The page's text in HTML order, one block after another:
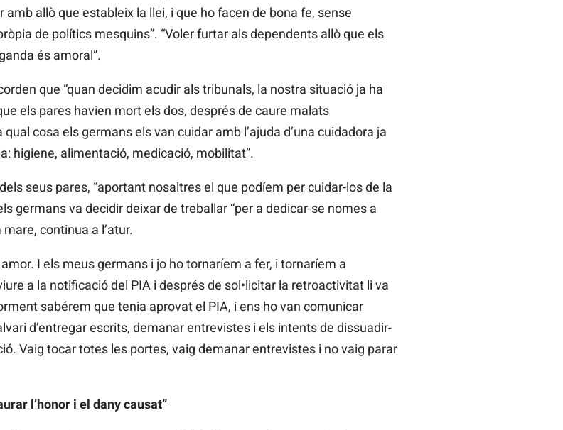
allò que estableix la llei, i que ho facen de bona fe, sense
de polítics mesquins”. “Voler furtar als dependents allò que els
és amoral”.
que “quan decidim acudir als tribunals, la nostra situació ja ha
els pares havien mort els dos, després de caure malats
cosa els germans els van cuidar amb l’ajuda d’una cuidadora ja
higiene, alimentació, medicació, mobilitat”.
seus pares, “aportant nosaltres el que podíem per cuidar-los de la
germans va decidir deixar de treballar “per a dedicar-se nomes a
continua a l’atur.
I els meus germans i jo ho tornaríem a fer, i tornaríem a
a la notificació del PIA i després de sol•licitar la retroactivitat li va
sabérem que tenia aprovat el PIA, i ens ho van comunicar
d’entregar escrits, demanar entrevistes i els intents de dissuadir-
Vaig tocar totes les portes, vaig demanar entrevistes i no vaig parar
l’honor i el dany causat”